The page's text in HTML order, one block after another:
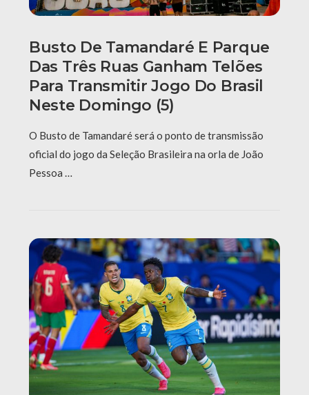
Busto De Tamandaré E Parque
Das Três Ruas Ganham Telões
Para Transmitir Jogo Do Brasil
Neste Domingo (5)
O Busto de Tamandaré será o ponto de transmissão
oficial do jogo da Seleção Brasileira na orla de João
Pessoa …